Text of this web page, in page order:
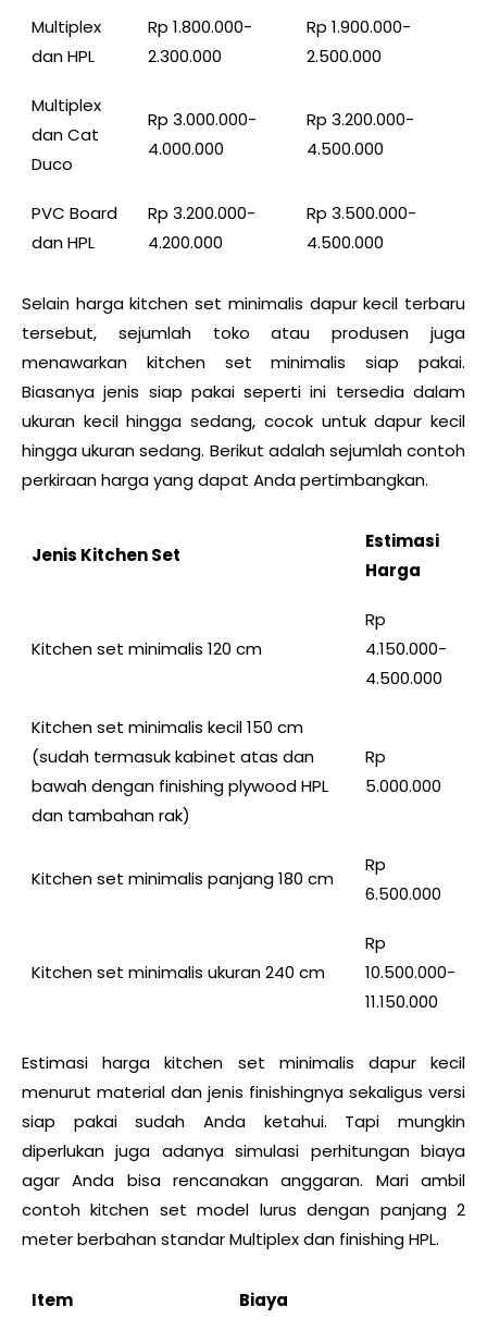
Multiplex
dan HPL
Rp 1.800.000-
2.300.000
Rp 1.900.000-
2.500.000
Multiplex
dan Cat
Duco
Rp 3.000.000-
4.000.000
Rp 3.200.000-
4.500.000
PVC Board
dan HPL
Rp 3.200.000-
4.200.000
Rp 3.500.000-
4.500.000
Selain harga kitchen set minimalis dapur kecil terbaru
tersebut, sejumlah toko atau produsen juga
menawarkan kitchen set minimalis siap pakai.
Biasanya jenis siap pakai seperti ini tersedia dalam
ukuran kecil hingga sedang, cocok untuk dapur kecil
hingga ukuran sedang. Berikut adalah sejumlah contoh
perkiraan harga yang dapat Anda pertimbangkan.
Jenis Kitchen Set
Estimasi
Harga
Kitchen set minimalis 120 cm
Rp
4.150.000-
4.500.000
Kitchen set minimalis kecil 150 cm
(sudah termasuk kabinet atas dan
bawah dengan finishing plywood HPL
dan tambahan rak)
Rp
5.000.000
Kitchen set minimalis panjang 180 cm
Rp
6.500.000
Kitchen set minimalis ukuran 240 cm
Rp
10.500.000-
11.150.000
Estimasi harga kitchen set minimalis dapur kecil
menurut material dan jenis finishingnya sekaligus versi
siap pakai sudah Anda ketahui. Tapi mungkin
diperlukan juga adanya simulasi perhitungan biaya
agar Anda bisa rencanakan anggaran. Mari ambil
contoh kitchen set model lurus dengan panjang 2
meter berbahan standar Multiplex dan finishing HPL.
Item Biaya